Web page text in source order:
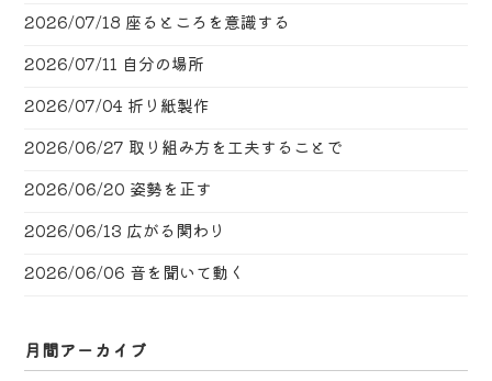
2026/07/18 座るところを意識する
2026/07/11 自分の場所
2026/07/04 折り紙製作
2026/06/27 取り組み方を工夫することで
2026/06/20 姿勢を正す
2026/06/13 広がる関わり
2026/06/06 音を聞いて動く
月間アーカイブ